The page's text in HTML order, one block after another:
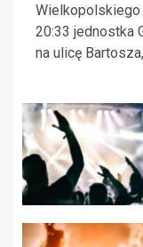
Wielkopolskiego
20:33 jednostka
na ulicę